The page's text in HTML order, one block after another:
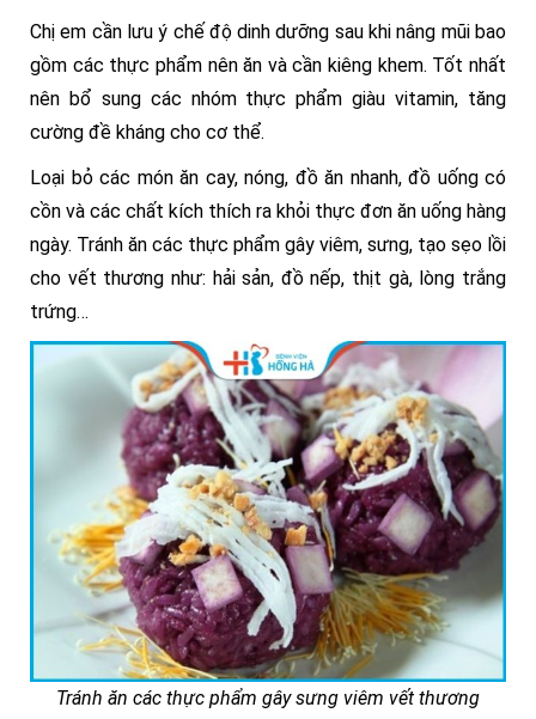
Chị em cần lưu ý chế độ dinh dưỡng sau khi nâng mũi bao
gồm các thực phẩm nên ăn và cần kiêng khem. Tốt nhất
nên bổ sung các nhóm thực phẩm giàu vitamin, tăng
cường đề kháng cho cơ thể.
Loại bỏ các món ăn cay, nóng, đồ ăn nhanh, đồ uống có
cồn và các chất kích thích ra khỏi thực đơn ăn uống hàng
ngày. Tránh ăn các thực phẩm gây viêm, sưng, tạo sẹo lồi
cho vết thương như: hải sản, đồ nếp, thịt gà, lòng trắng
trứng…
Tránh ăn các thực phẩm gây sưng viêm vết thương